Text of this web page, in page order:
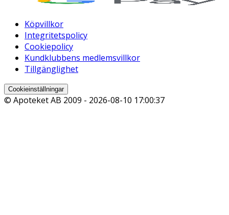
Köpvillkor
Integritetspolicy
Cookiepolicy
Kundklubbens medlemsvillkor
Tillgänglighet
Cookieinställningar
© Apoteket AB 2009 - 2026-08-10 17:00:37